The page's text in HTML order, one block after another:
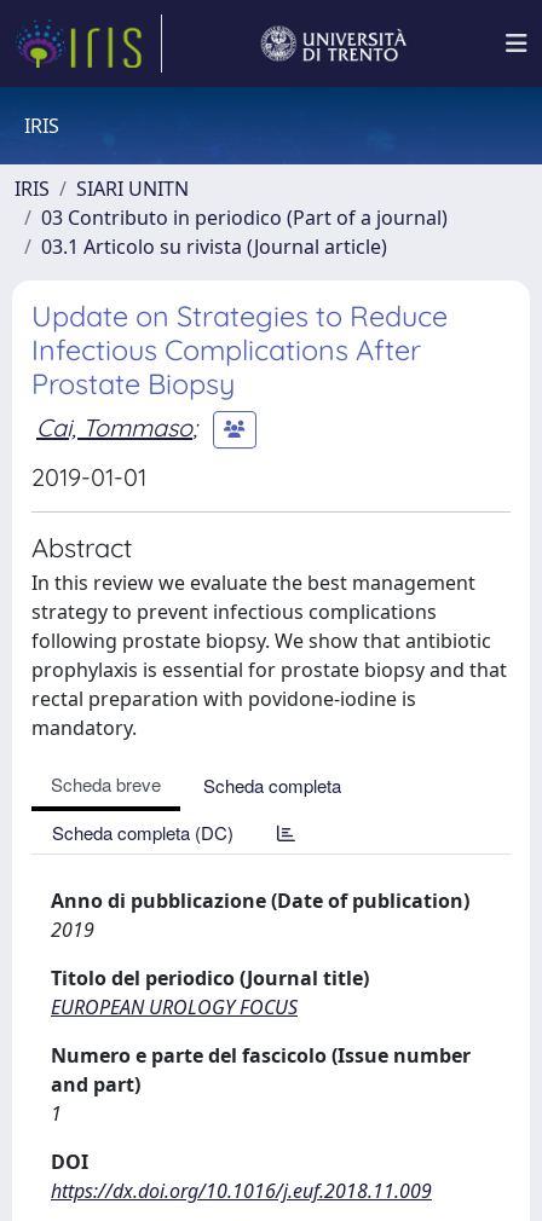
IRIS
IRIS
SIARI UNITN
03 Contributo in periodico (Part of a journal)
03.1 Articolo su rivista (Journal article)
Update on Strategies to Reduce
Infectious Complications After
Prostate Biopsy
Cai, Tommaso;
2019-01-01
Abstract
In this review we evaluate the best management
strategy to prevent infectious complications
following prostate biopsy. We show that antibiotic
prophylaxis is essential for prostate biopsy and that
rectal preparation with povidone-iodine is
mandatory.
Scheda breve
Scheda completa
Scheda completa (DC)
Anno di pubblicazione (Date of publication)
2019
Titolo del periodico (Journal title)
EUROPEAN UROLOGY FOCUS
Numero e parte del fascicolo (Issue number
and part)
1
DOI
https://dx.doi.org/10.1016/j.euf.2018.11.009